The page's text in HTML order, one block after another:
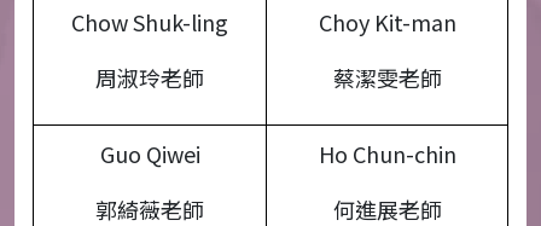
Chow Shuk-ling
周淑玲老師
Choy Kit-man
蔡潔雯老師
Guo Qiwei
郭綺薇老師
Ho Chun-chin
何進展老師